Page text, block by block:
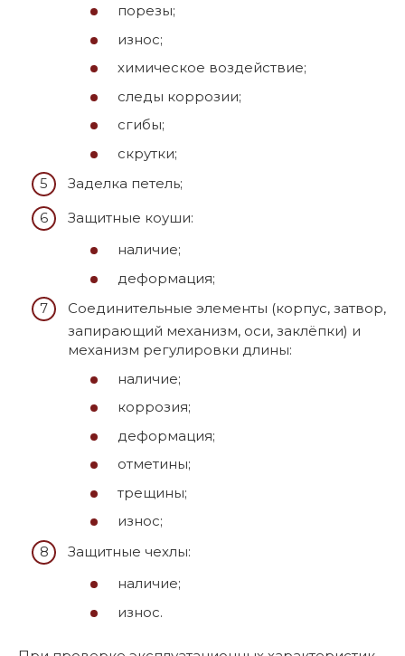
порезы;
износ;
химическое воздействие;
следы коррозии;
сгибы;
скрутки;
Заделка петель;
Защитные коуши:
наличие;
деформация;
Соединительные элементы (корпус, затвор,
запирающий механизм, оси, заклёпки) и
механизм регулировки длины:
наличие;
коррозия;
деформация;
отметины;
трещины;
износ;
Защитные чехлы:
наличие;
износ.